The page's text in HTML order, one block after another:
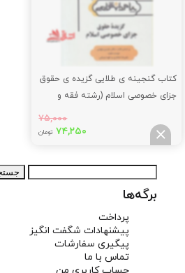
کتاب گنجینه ی طلایی گزیده ی حقوق
جزای خصوصی اسلام (رشته فقه و
مبانی حقوق اسلامی) بر اساس کتاب:
دکتر عابدین مومنی
۷۵,۰۰۰
قیمت
تومان
بود.
۷۴,۲۵۰ تومانقیمت
تومان.
جستجو
برای:
برگه‌ها
پرداخت
پیشنهادات شگفت انگیز
پیگیری سفارشات
تماس با ما